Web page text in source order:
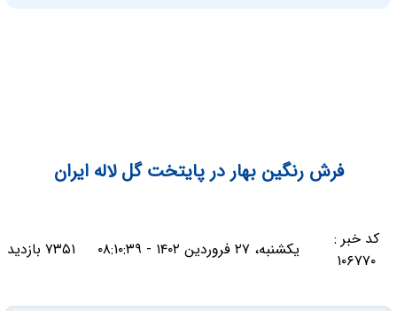
فرش رنگین بهار در پایتخت گل لاله ایران
کد خبر :
۱۰۶۷۷۰
یکشنبه، ۲۷ فروردین ۱۴۰۲ - ۰۸:۱۰:۳۹ ۷۳۵۱ بازدید